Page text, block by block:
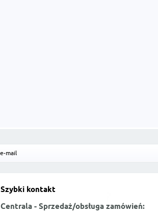
Szybki kontakt
Centrala - Sprzedaż/obsługa zamówień: